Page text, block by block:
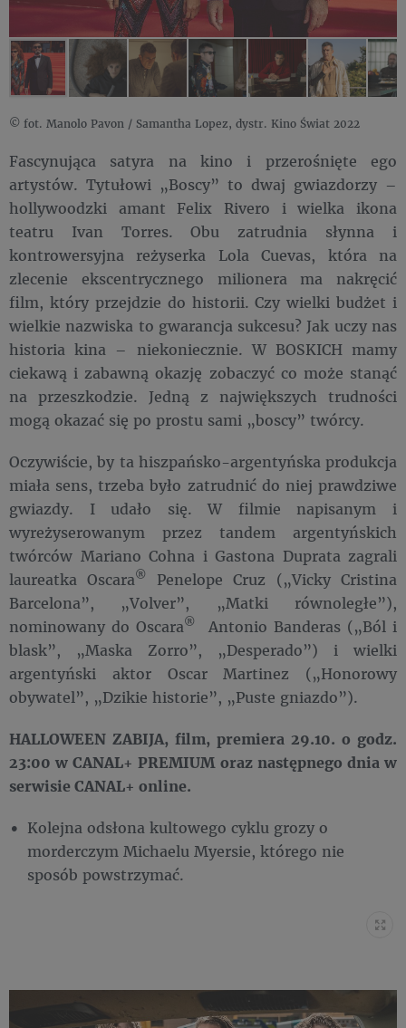
© fot. Manolo Pavon / Samantha Lopez, dystr. Kino Świat 2022
Fascynująca satyra na kino i przerośnięte ego
artystów. Tytułowi „Boscy” to dwaj gwiazdorzy –
hollywoodzki amant Felix Rivero i wielka ikona
teatru Ivan Torres. Obu zatrudnia słynna i
kontrowersyjna reżyserka Lola Cuevas, która na
zlecenie ekscentrycznego milionera ma nakręcić
film, który przejdzie do historii. Czy wielki budżet i
wielkie nazwiska to gwarancja sukcesu? Jak uczy nas
historia kina – niekoniecznie. W BOSKICH mamy
ciekawą i zabawną okazję zobaczyć co może stanąć
na przeszkodzie. Jedną z największych trudności
mogą okazać się po prostu sami „boscy” twórcy.
Oczywiście, by ta hiszpańsko-argentyńska produkcja
miała sens, trzeba było zatrudnić do niej prawdziwe
gwiazdy. I udało się. W filmie napisanym i
wyreżyserowanym przez tandem argentyńskich
twórców Mariano Cohna i Gastona Duprata zagrali
laureatka Oscara®
Penelope Cruz („Vicky Cristina
Barcelona”, „Volver”, „Matki równoległe”),
nominowany do Oscara®
Antonio Banderas („Ból i
blask”, „Maska Zorro”, „Desperado”) i wielki
argentyński aktor Oscar Martinez („Honorowy
obywatel”, „Dzikie historie”, „Puste gniazdo”).
HALLOWEEN ZABIJA, film, premiera 29.10. o godz.
23:00 w CANAL+ PREMIUM oraz następnego dnia w
serwisie CANAL+ online.
Kolejna odsłona kultowego cyklu grozy o
morderczym Michaelu Myersie, którego nie
sposób powstrzymać.